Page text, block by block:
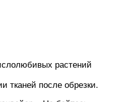
растений
тканей после обрезки.